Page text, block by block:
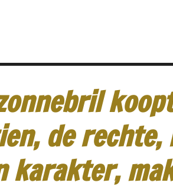
de rechte,
karakter,